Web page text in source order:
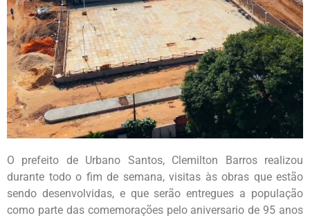
O prefeito de Urbano Santos, Clemilton Barros realizou
durante todo o fim de semana, visitas às obras que estão
sendo desenvolvidas, e que serão entregues a população
como parte das comemorações pelo aniversario de 95 anos